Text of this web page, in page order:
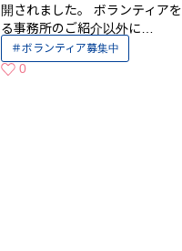
開されました。 ボランティア
る事務所のご紹介以外に…
ボランティア募集中
0